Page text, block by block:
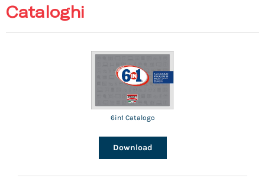
Cataloghi
6in1 Catalogo
Download